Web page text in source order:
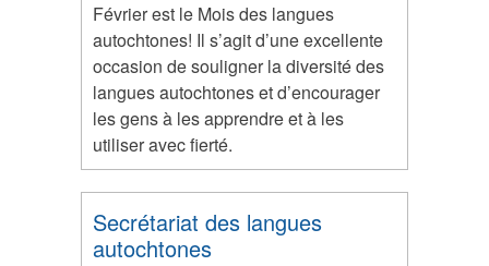
Février est le Mois des langues
autochtones! Il s’agit d’une excellente
occasion de souligner la diversité des
langues autochtones et d’encourager
les gens à les apprendre et à les
utiliser avec fierté.
Secrétariat des langues
autochtones